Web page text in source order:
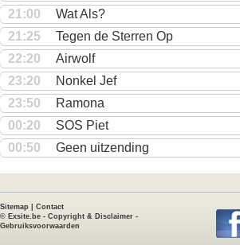
21:00
Wat Als?
21:25
Tegen de Sterren Op
22:20
Airwolf
23:20
Nonkel Jef
23:50
Ramona
00:20
SOS Piet
00:50
Geen uitzending
Sitemap
Contact
© Exsite.be - Copyright & Disclaimer -
Gebruiksvoorwaarden